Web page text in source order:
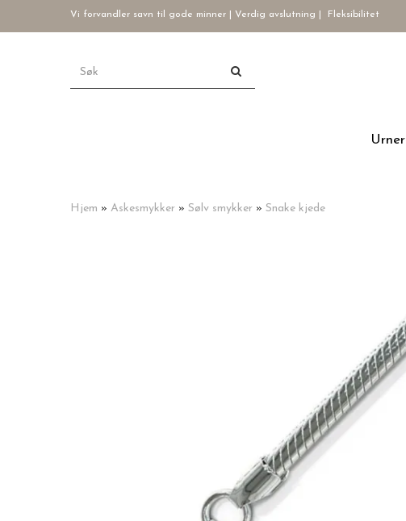
Vi forvandler savn til gode minner | Verdig avslutning | Fleksibilitet
Urner
Hjem » Askesmykker » Sølv smykker » Snake kjede